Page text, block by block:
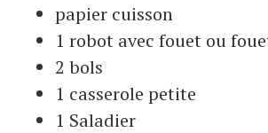
papier cuisson
1 robot avec fouet ou
2 bols
1 casserole petite
1 Saladier